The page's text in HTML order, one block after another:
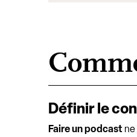
Définir le
Faire un podcast